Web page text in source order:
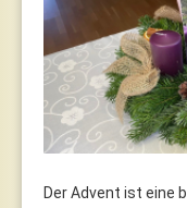
Der Advent ist eine